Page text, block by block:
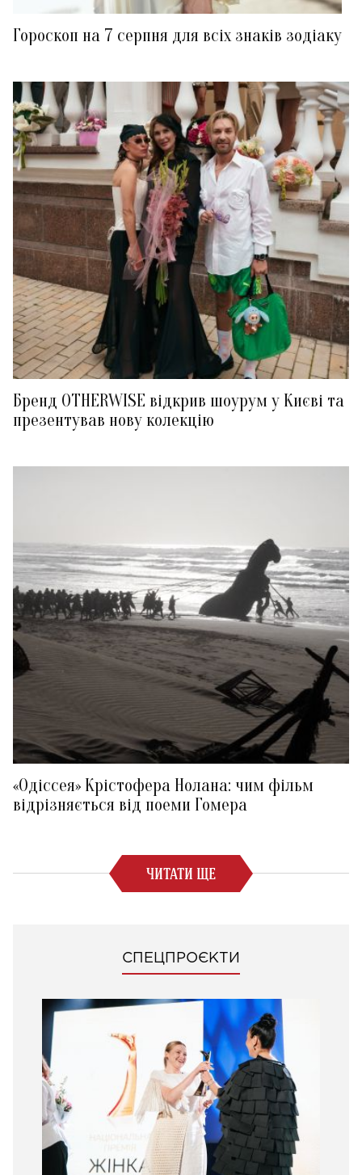
Гороскоп на 7 серпня для всіх знаків зодіаку
Бренд OTHERWISE відкрив шоурум у Києві та
презентував нову колекцію
«Одіссея» Крістофера Нолана: чим фільм
відрізняється від поеми Гомера
ЧИТАТИ ЩЕ
СПЕЦПРОЄКТИ